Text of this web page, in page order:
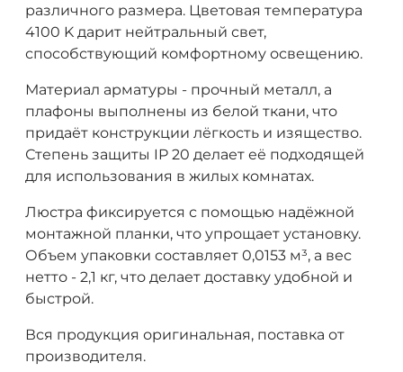
различного размера. Цветовая температура
4100 K дарит нейтральный свет,
способствующий комфортному освещению.
Материал арматуры - прочный металл, а
плафоны выполнены из белой ткани, что
придаёт конструкции лёгкость и изящество.
Степень защиты IP 20 делает её подходящей
для использования в жилых комнатах.
Люстра фиксируется с помощью надёжной
монтажной планки, что упрощает установку.
Объем упаковки составляет 0,0153 м³, а вес
нетто - 2,1 кг, что делает доставку удобной и
быстрой.
Вся продукция оригинальная, поставка от
производителя.